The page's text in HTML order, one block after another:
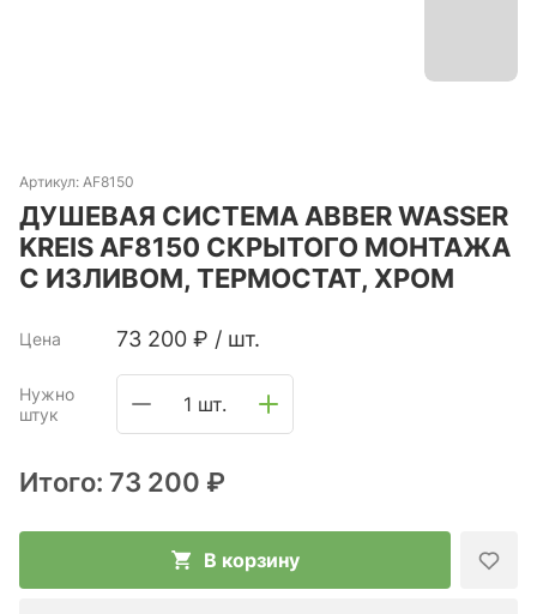
Артикул: AF8150
ДУШЕВАЯ СИСТЕМА ABBER WASSER
KREIS AF8150 СКРЫТОГО МОНТАЖА
С ИЗЛИВОМ, ТЕРМОСТАТ, ХРОМ
Цена 73 200 ₽ / шт.
Нужно
штук
1 шт.
Итого: 73 200 ₽
В корзину